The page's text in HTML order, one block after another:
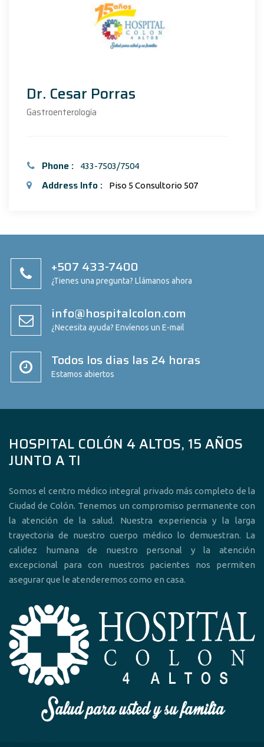
Dr. Cesar Porras
Gastroenterología
Phone : 433-7503/7504
Address Info : Piso 5 Consultorio 507
+507 433-7400
¿Tienes una pregunta? Llámanos ahora
info@hospitalcolon.com
¿Necesita ayuda? Envíenos un E-mail
Todos los dias las 24 horas
Estamos abiertos
HOSPITAL COLÓN 4 ALTOS, 15 AÑOS
JUNTO A TI
Somos el centro médico integral privado más completo de la
Ciudad de Colón. Tenemos un compromiso permanente con
la atención de la salud. Nuestra experiencia y la larga
trayectoria de nuestro cuerpo médico lo demuestran. La
calidez humana de nuestro personal y la atención
excepcional para con nuestros pacientes nos permiten
asegurar que le atenderemos como en casa.